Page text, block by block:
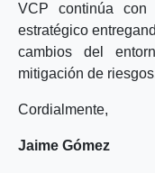
VCP continúa
estratégico
cambios del
mitigación de
Cordialmente,
Jaime Gómez